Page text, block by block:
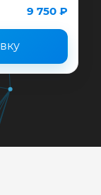
до 129 750 ₽